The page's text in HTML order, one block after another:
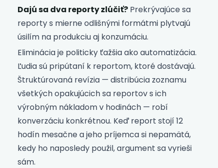
Dajú sa dva reporty zlúčiť? Prekrývajúce sa
reporty s mierne odlišnými formátmi plytvajú
úsilím na produkciu aj konzumáciu.
Eliminácia je politicky ťažšia ako automatizácia.
Ľudia sú pripútaní k reportom, ktoré dostávajú.
Štruktúrovaná revízia — distribúcia zoznamu
všetkých opakujúcich sa reportov s ich
výrobným nákladom v hodinách — robí
konverzáciu konkrétnou. Keď report stojí 12
hodín mesačne a jeho príjemca si nepamätá,
kedy ho naposledy použil, argument sa vyrieši
sám.